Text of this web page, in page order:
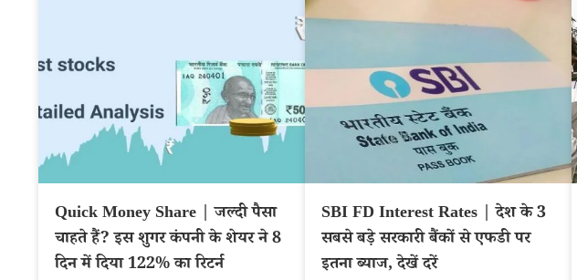
Quick Money Share | जल्दी पैसा
चाहते हैं? इस शुगर कंपनी के शेयर ने 8
दिन में दिया 122% का रिटर्न
SBI FD Interest Rates | देश के 3
सबसे बड़े सरकारी बैंकों से एफडी पर
इतना ब्याज, देखें दरें